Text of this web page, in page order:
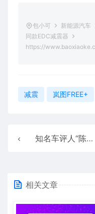
包小可 新能源汽车
同款EDC减震器
https://
减震 岚图FREE+
知名车评人“陈震同学”体验7座特斯拉Model Y 网友：犯了天条吗
相关文章